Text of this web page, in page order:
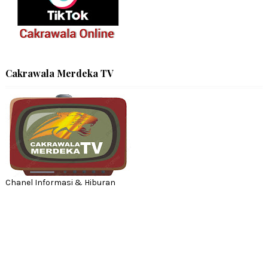
Cakrawala Merdeka TV
Chanel Informasi & Hiburan